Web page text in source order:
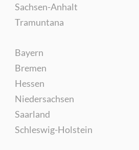
Sachsen-Anhalt
Tramuntana
Bayern
Bremen
Hessen
Niedersachsen
Saarland
Schleswig-Holstein